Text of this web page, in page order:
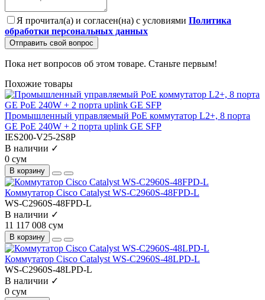
Я прочитал(а) и согласен(на) с условиями Политика
обработки персональных данных
Отправить свой вопрос
Пока нет вопросов об этом товаре. Станьте первым!
Похожие товары
Промышленный управляемый PoE коммутатор L2+, 8 порта
GE PoE 240W + 2 порта uplink GE SFP
IES200-V25-2S8P
В наличии ✓
0 сум
В корзину
Коммутатор Cisco Catalyst WS-C2960S-48FPD-L
WS-C2960S-48FPD-L
В наличии ✓
11 117 008 сум
В корзину
Коммутатор Cisco Catalyst WS-C2960S-48LPD-L
WS-C2960S-48LPD-L
В наличии ✓
0 сум